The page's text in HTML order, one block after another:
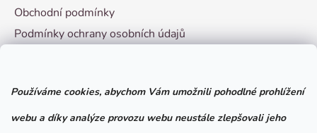
Používáme cookies, abychom Vám umožnili pohodlné prohlížení
webu a díky analýze provozu webu neustále zlepšovali jeho
Obchodní podmínky
Podmínky ochrany osobních údajů
Facebook